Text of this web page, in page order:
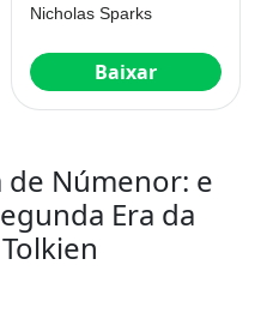
Nicholas Sparks
Baixar
de Númenor: e
Era da